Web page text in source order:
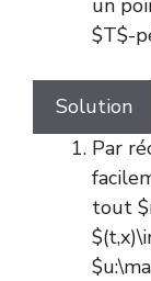
un
$T$-
Solution
Par
tout